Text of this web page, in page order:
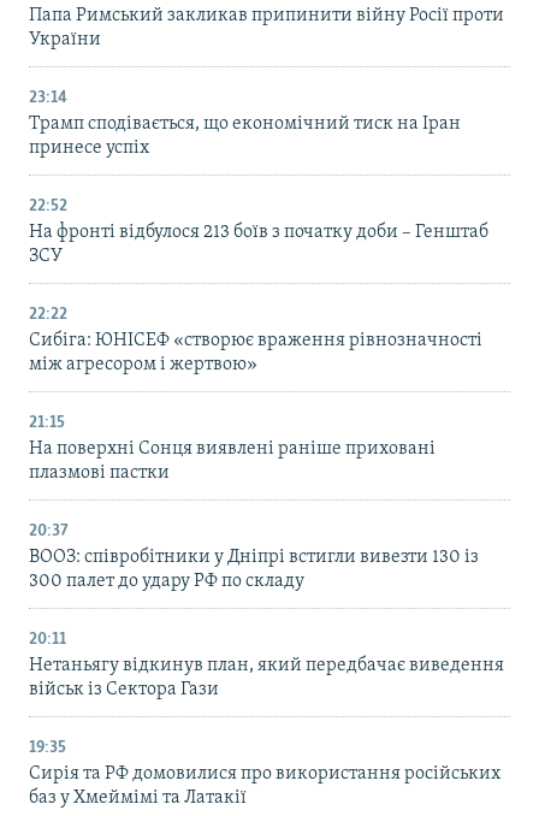
Папа Римський закликав припинити війну Росії проти
України
23:14
Трамп сподівається, що економічний тиск на Іран
принесе успіх
22:52
На фронті відбулося 213 боїв з початку доби – Генштаб
ЗСУ
22:22
Сибіга: ЮНІСЕФ «створює враження рівнозначності
між агресором і жертвою»
21:15
На поверхні Сонця виявлені раніше приховані
плазмові пастки
20:37
ВООЗ: співробітники у Дніпрі встигли вивезти 130 із
300 палет до удару РФ по складу
20:11
Нетаньягу відкинув план, який передбачає виведення
військ із Сектора Гази
19:35
Сирія та РФ домовилися про використання російських
баз у Хмеймімі та Латакії